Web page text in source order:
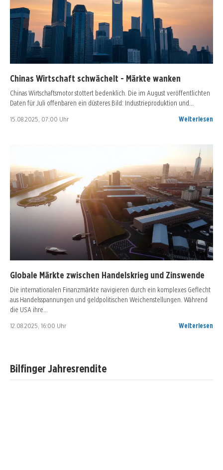
Chinas Wirtschaft schwächelt - Märkte wanken
Chinas Wirtschaftsmotor stottert bedenklich. Die im August veröffentlichten
Daten für Juli offenbaren ein düsteres Bild: Industrieproduktion und…
15.08.2025, 07:00 Uhr Weiterlesen
Globale Märkte zwischen Handelskrieg und Zinswende
Die internationalen Finanzmärkte navigieren durch ein komplexes Geflecht
aus Handelsspannungen und geldpolitischen Weichenstellungen. Während
die USA ihre…
12.08.2025, 16:00 Uhr Weiterlesen
Bilfinger Jahresrendite